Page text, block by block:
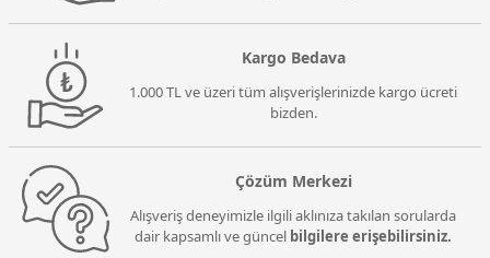
Kargo Bedava
1.000 TL ve üzeri tüm alışverişlerinizde kargo ücreti
bizden.
Çözüm Merkezi
Alışveriş deneyimizle ilgili aklınıza takılan sorularda
dair kapsamlı ve güncel bilgilere erişebilirsiniz.